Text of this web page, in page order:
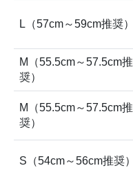
L（57cm～59cm推奨）
M（55.5cm～57.5cm推
奨）
M（55.5cm～57.5cm推
奨）
S（54cm～56cm推奨）